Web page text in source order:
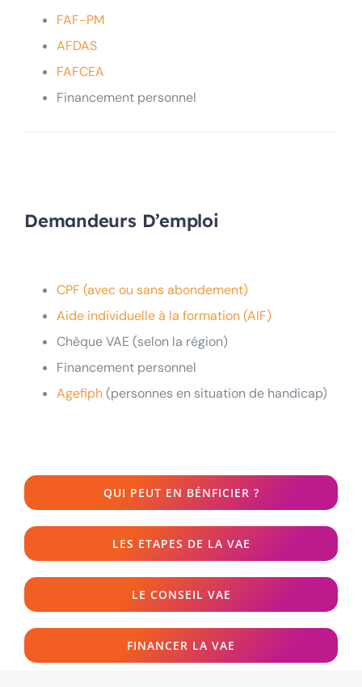
FAF-PM
AFDAS
FAFCEA
Financement personnel
Demandeurs D’emploi
CPF (avec ou sans abondement)
Aide individuelle à la formation (AIF)
Chèque VAE (selon la région)
Financement personnel
Agefiph(personnes en situation de handicap)
QUI PEUT EN BÉNFICIER ?
LES ETAPES DE LA VAE
LE CONSEIL VAE
FINANCER LA VAE
Testez votre éligibilié
Bilan de Compétences
Répondez à nos questions ci-
dessous et… verdict !